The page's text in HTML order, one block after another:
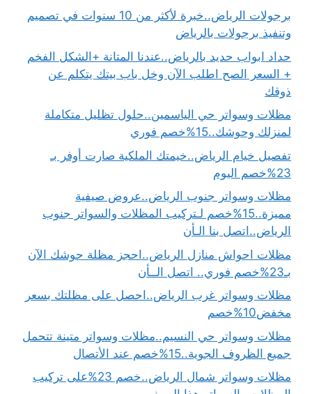
برجولات الرياض..خبرة لأكثر من 10 سنوات في تصميم
وتنفيذ برجولات بالرياض
حداد ابواب حديد بالرياض..عندنا المتانة +الشكل الفخم
+ السعر الصح اطلب الآن وخل باب بيتك يتكلم عن
ذوقك
مظلات وسواتر حي الياسمين..حلول تظليل متكاملة
لمنزلك وحوشك..15%خصم فوري
تفصيل خيام الرياض..خيمتك الملكية صارت أوفر بـ
23%خصم اليوم
مظلات وسواتر جنوب الرياض..عروض صيفية
مميزة..15%خصم لـتركيب المظلات والسواتر جنوب
الرياض..اتصل بنا الـأن
مظلات احواش منازل الرياض..احجز مظلة حوشك الآن
بـ23%خصم فوري.. اتصل الــأن
مظلات وسواتر غرب الرياض..احصل على مظلتك بسعر
مخفض10%خصم
مظلات وسواتر حي النسيم..مظلات وسواتر متينة تتحمل
جميع الظروف الجوية..15%خصم عند الأتصال
مظلات وسواتر شمال الرياض..خصم 23%على تركيب